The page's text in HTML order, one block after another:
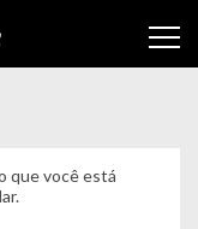
que você está